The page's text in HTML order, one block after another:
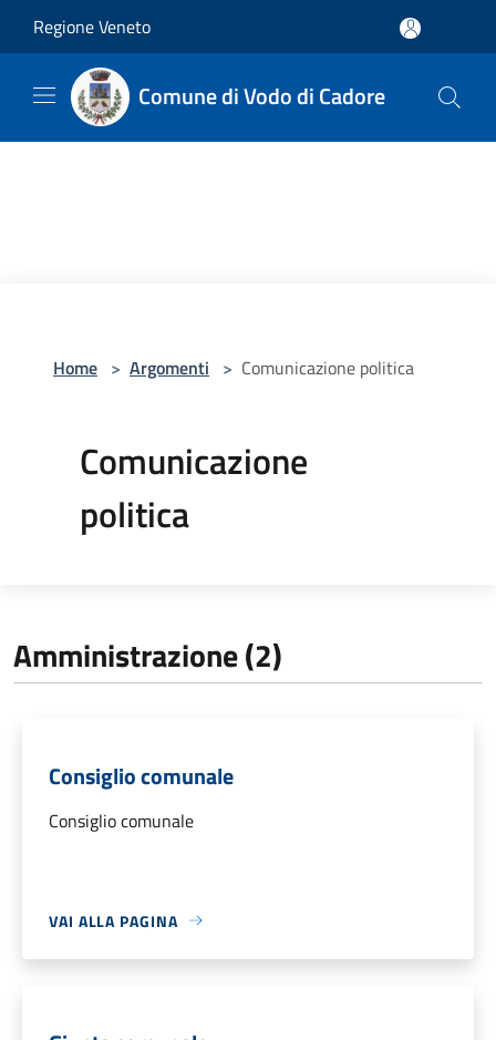
Regione Veneto
Comune di Vodo di Cadore
Home > Argomenti > Comunicazione politica
Comunicazione
politica
Amministrazione (2)
Consiglio comunale
Consiglio comunale
VAI ALLA PAGINA